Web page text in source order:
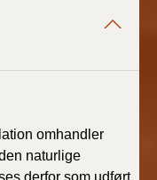
omhandler
naturlige
derfor som udført